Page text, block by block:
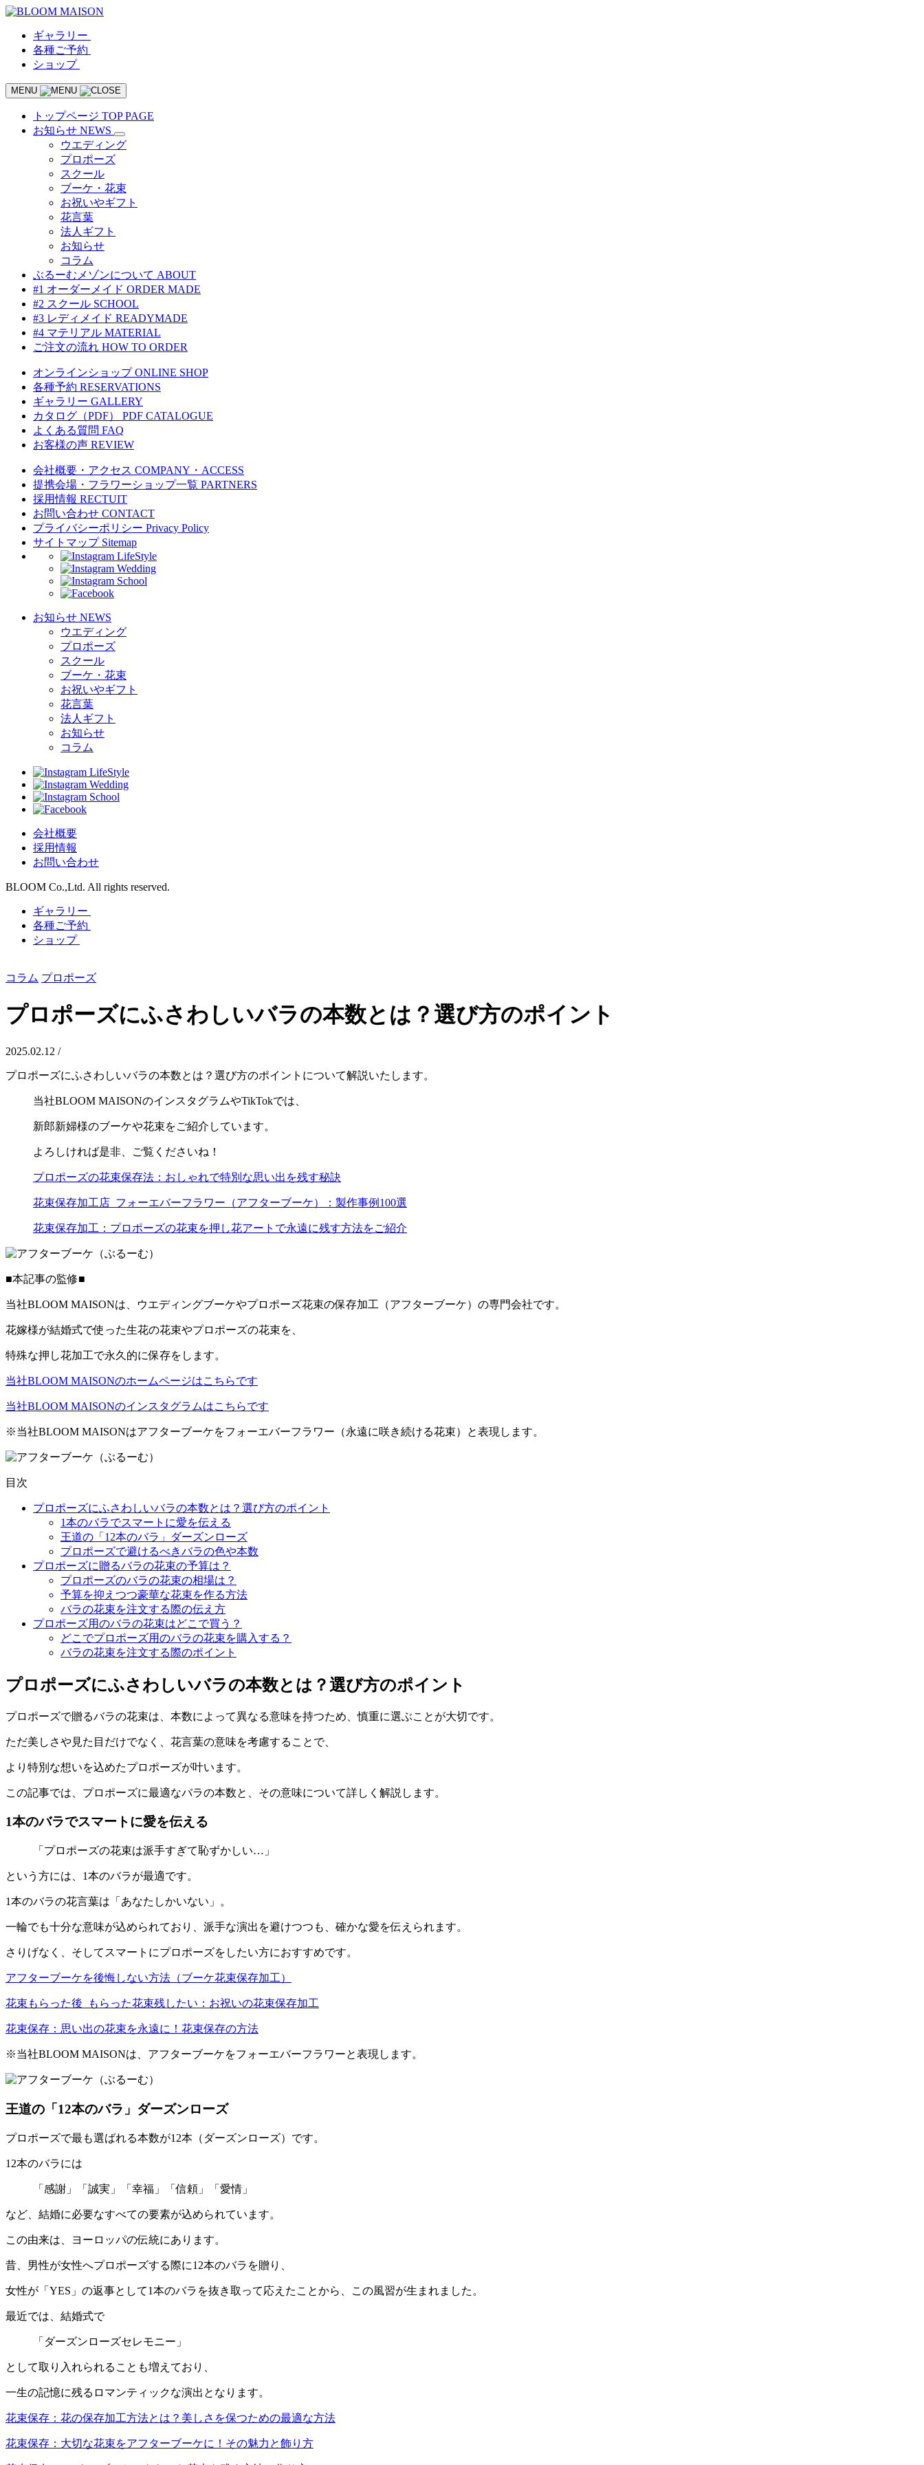
ギャラリー
各種ご予約
ショップ
MENU
トップページ TOP PAGE
お知らせ NEWS
ウエディング
プロポーズ
スクール
ブーケ・花束
お祝いやギフト
花言葉
法人ギフト
お知らせ
コラム
ぶるーむメゾンについて ABOUT
#1 オーダーメイド ORDER MADE
#2 スクール SCHOOL
#3 レディメイド READYMADE
#4 マテリアル MATERIAL
ご注文の流れ HOW TO ORDER
オンラインショップ ONLINE SHOP
各種予約 RESERVATIONS
ギャラリー GALLERY
カタログ（PDF）
PDF CATALOGUE
よくある質問 FAQ
お客様の声 REVIEW
会社概要・アクセス COMPANY・ACCESS
提携会場・フラワーショップ一覧 PARTNERS
採用情報 RECTUIT
お問い合わせ CONTACT
プライバシーポリシー Privacy Policy
サイトマップ Sitemap
LifeStyle
Wedding
School
お知らせ NEWS
ウエディング
プロポーズ
スクール
ブーケ・花束
お祝いやギフト
花言葉
法人ギフト
お知らせ
コラム
LifeStyle
Wedding
School
会社概要
採用情報
お問い合わせ
BLOOM Co.,Ltd. All rights reserved.
ギャラリー
各種ご予約
ショップ
コラム プロポーズ
プロポーズにふさわしいバラの本数とは？選び方のポイント
2025.02.12 /
プロポーズにふさわしいバラの本数とは？選び方のポイントについて解説いたします。
当社BLOOM MAISONのインスタグラムやTikTokでは、
新郎新婦様のブーケや花束をご紹介しています。
よろしければ是非、ご覧くださいね！
プロポーズの花束保存法：おしゃれで特別な思い出を残す秘訣
花束保存加工店_フォーエバーフラワー（アフターブーケ）：製作事例100選
花束保存加工：プロポーズの花束を押し花アートで永遠に残す方法をご紹介
■本記事の監修■
当社BLOOM MAISONは、ウエディングブーケやプロポーズ花束の保存加工（アフターブーケ）の専門会社です。
花嫁様が結婚式で使った生花の花束やプロポーズの花束を、
特殊な押し花加工で永久的に保存をします。
当社BLOOM MAISONのホームページはこちらです
当社BLOOM MAISONのインスタグラムはこちらです
※当社BLOOM MAISONはアフターブーケをフォーエバーフラワー（永遠に咲き続ける花束）と表現します。
目次
プロポーズにふさわしいバラの本数とは？選び方のポイント
1本のバラでスマートに愛を伝える
王道の「12本のバラ」ダーズンローズ
プロポーズで避けるべきバラの色や本数
プロポーズに贈るバラの花束の予算は？
プロポーズのバラの花束の相場は？
予算を抑えつつ豪華な花束を作る方法
バラの花束を注文する際の伝え方
プロポーズ用のバラの花束はどこで買う？
どこでプロポーズ用のバラの花束を購入する？
バラの花束を注文する際のポイント
プロポーズにふさわしいバラの本数とは？選び方のポイント
プロポーズで贈るバラの花束は、本数によって異なる意味を持つため、慎重に選ぶことが大切です。
ただ美しさや見た目だけでなく、花言葉の意味を考慮することで、
より特別な想いを込めたプロポーズが叶います。
この記事では、プロポーズに最適なバラの本数と、その意味について詳しく解説します。
1本のバラでスマートに愛を伝える
「プロポーズの花束は派手すぎて恥ずかしい…」
という方には、1本のバラが最適です。
1本のバラの花言葉は「あなたしかいない」。
一輪でも十分な意味が込められており、派手な演出を避けつつも、確かな愛を伝えられます。
さりげなく、そしてスマートにプロポーズをしたい方におすすめです。
アフターブーケを後悔しない方法（ブーケ花束保存加工）
花束もらった後_もらった花束残したい：お祝いの花束保存加工
花束保存：思い出の花束を永遠に！花束保存の方法
※当社BLOOM MAISONは、アフターブーケをフォーエバーフラワーと表現します。
王道の「12本のバラ」ダーズンローズ
プロポーズで最も選ばれる本数が12本（ダーズンローズ）です。
12本のバラには
「感謝」「誠実」「幸福」「信頼」「愛情」
など、結婚に必要なすべての要素が込められています。
この由来は、ヨーロッパの伝統にあります。
昔、男性が女性へプロポーズする際に12本のバラを贈り、
女性が「YES」の返事として1本のバラを抜き取って応えたことから、この風習が生まれました。
最近では、結婚式で
「ダーズンローズセレモニー」
として取り入れられることも増えており、
一生の記憶に残るロマンティックな演出となります。
花束保存：花の保存加工方法とは？美しさを保つための最適な方法
花束保存：大切な花束をアフターブーケに！その魅力と飾り方